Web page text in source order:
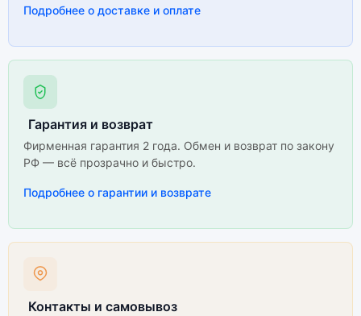
Подробнее о доставке и оплате
Гарантия и возврат
Фирменная гарантия 2 года. Обмен и возврат по закону
РФ — всё прозрачно и быстро.
Подробнее о гарантии и возврате
Контакты и самовывоз